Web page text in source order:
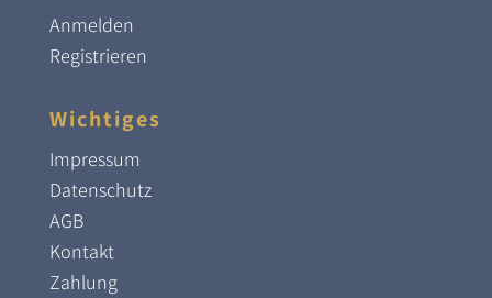
Anmelden
Registrieren
Wichtiges
Impressum
Datenschutz
AGB
Kontakt
Zahlung